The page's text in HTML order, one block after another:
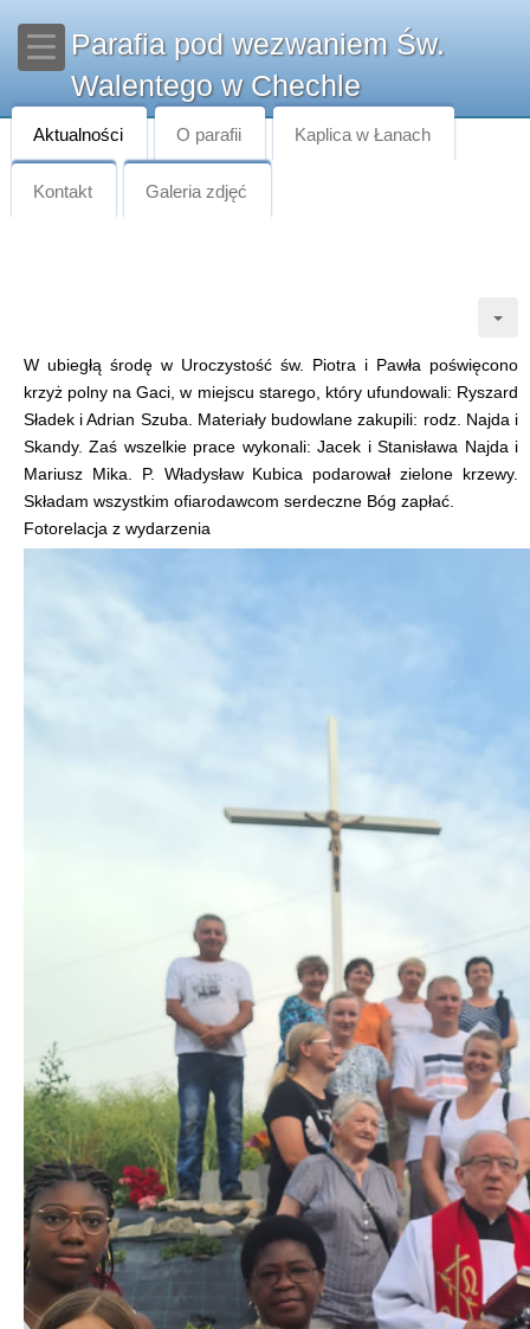
Parafia pod wezwaniem Św.
Walentego w Chechle
Aktualności O parafii Kaplica w Łanach
Kontakt Galeria zdjęć
W ubiegłą środę w Uroczystość św. Piotra i Pawła poświęcono
krzyż polny na Gaci, w miejscu starego, który ufundowali: Ryszard
Sładek i Adrian Szuba. Materiały budowlane zakupili: rodz. Najda i
Skandy. Zaś wszelkie prace wykonali: Jacek i Stanisława Najda i
Mariusz Mika. P. Władysław Kubica podarował zielone krzewy.
Składam wszystkim ofiarodawcom serdeczne Bóg zapłać.
Fotorelacja z wydarzenia